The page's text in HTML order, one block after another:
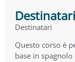
Destinatari
Questo corso è
base in